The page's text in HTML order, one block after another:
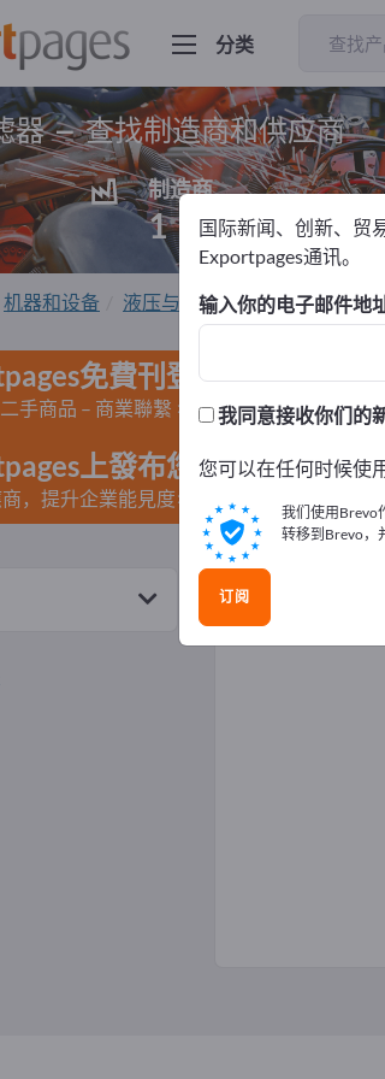
分类
器 – 查找制造商和供应商
制造商
1
机器和设备 液压与气动技术 压缩机 压
免費刊登廣告！
手商品 – 商業聯繫 >> 由此開始
上發布您的公司與產品
，提升企業能見度>> 點此發布資訊
空压机过滤
国际新闻、创新、贸
Exportpages通讯。
输入你的电子邮件地
我同意接收你们的
您可以在任何时候使
我们使用Brevo
转移到Brevo，
订阅